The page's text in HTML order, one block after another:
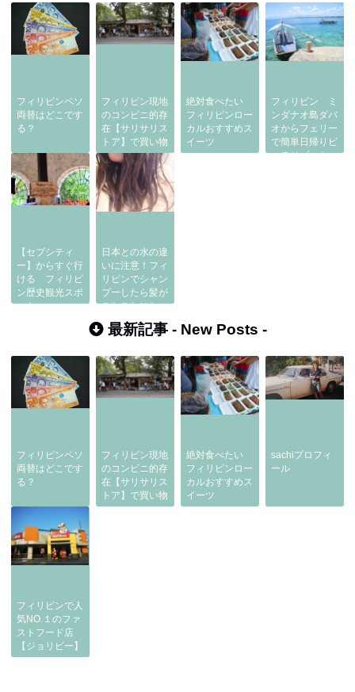
フィリピンペソ
両替はどこです
る？
フィリピン現地
のコンビニ的存
在【サリサリス
トア】で買い物
絶対食べたい
フィリピンロー
カルおすすめス
イーツ
フィリピン ミ
ンダナオ島ダバ
オからフェリー
で簡単日帰りビ
ーチリゾート
【セブシティ
ー】からすぐ行
ける フィリピ
ン歴史観光スポ
ット
日本との水の違
いに注意！フィ
リピンでシャン
プーしたら髪が
ごわごわになっ
た時の対処方
最新記事 - New Posts -
フィリピンペソ
両替はどこです
る？
フィリピン現地
のコンビニ的存
在【サリサリス
トア】で買い物
絶対食べたい
フィリピンロー
カルおすすめス
イーツ
sachiプロフィ
ール
フィリピンで人
気NO.１のファ
ストフード店
【ジョリビー】